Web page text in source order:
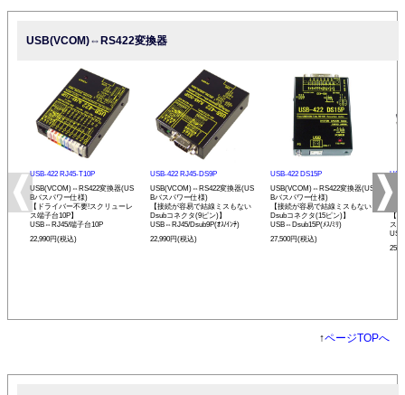
USB(VCOM)⇔RS422変換器
USB-422 RJ45-T10P
USB(VCOM)⇔RS422変換器(US
Bバスパワー仕様)
【ドライバー不要!スクリューレ
ス端子台10P】
USB⇔RJ45/端子台10P
22,990円(税込)
USB-422 RJ45-DS9P
USB(VCOM)⇔RS422変換器(US
Bバスパワー仕様)
【接続が容易で結線ミスもない
Dsubコネクタ(9ピン)】
USB⇔RJ45/Dsub9P(ｵｽ/ｲﾝﾁ)
22,990円(税込)
USB-422 DS15P
USB(VCOM)⇔RS422変換器(US
Bバスパワー仕様)
【接続が容易で結線ミスもない
Dsubコネクタ(15ピン)】
USB⇔Dsub15P(ﾒｽ/ﾐﾘ)
27,500円(税込)
Bバ
【
ス
↑ページTOPへ